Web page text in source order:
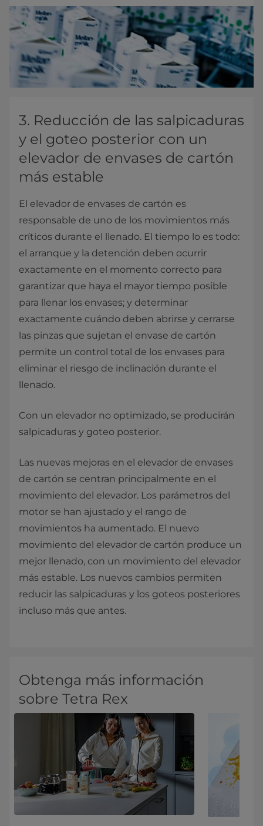
3. Reducción de las salpicaduras
y el goteo posterior con un
elevador de envases de cartón
más estable
El elevador de envases de cartón es
responsable de uno de los movimientos más
críticos durante el llenado. El tiempo lo es todo:
el arranque y la detención deben ocurrir
exactamente en el momento correcto para
garantizar que haya el mayor tiempo posible
para llenar los envases; y determinar
exactamente cuándo deben abrirse y cerrarse
las pinzas que sujetan el envase de cartón
permite un control total de los envases para
eliminar el riesgo de inclinación durante el
llenado.
Con un elevador no optimizado, se producirán
salpicaduras y goteo posterior.
Las nuevas mejoras en el elevador de envases
de cartón se centran principalmente en el
movimiento del elevador. Los parámetros del
motor se han ajustado y el rango de
movimientos ha aumentado. El nuevo
movimiento del elevador de cartón produce un
mejor llenado, con un movimiento del elevador
más estable. Los nuevos cambios permiten
reducir las salpicaduras y los goteos posteriores
incluso más que antes.
Obtenga más información
sobre Tetra Rex